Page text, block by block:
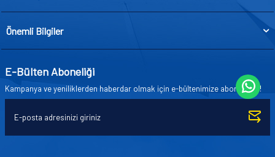
Önemli Bilgiler
E-Bülten Aboneliği
Kampanya ve yeniliklerden haberdar olmak için e-bültenimize abone olun!